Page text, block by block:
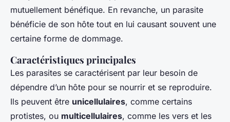
mutuellement bénéfique. En revanche, un parasite
bénéficie de son hôte tout en lui causant souvent une
certaine forme de dommage.
Caractéristiques principales
Les parasites se caractérisent par leur besoin de
dépendre d’un hôte pour se nourrir et se reproduire.
Ils peuvent être unicellulaires, comme certains
protistes, ou multicellulaires, comme les vers et les